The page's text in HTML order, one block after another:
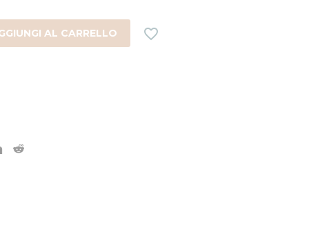
AL CARRELLO 